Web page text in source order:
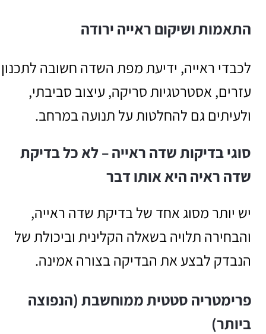
התאמות ושיקום ראייה ירודה
לכבדי ראייה, ידיעת מפת השדה חשובה לתכנון
עזרים, אסטרטגיות סריקה, עיצוב סביבתי,
ולעיתים גם להחלטות על תנועה במרחב.
סוגי בדיקות שדה ראייה – לא כל בדיקת
שדה ראיה היא אותו דבר
יש יותר מסוג אחד של בדיקת שדה ראייה,
והבחירה תלויה בשאלה הקלינית וביכולת של
הנבדק לבצע את הבדיקה בצורה אמינה.
פרימטריה סטטית ממוחשבת (הנפוצה
ביותר)